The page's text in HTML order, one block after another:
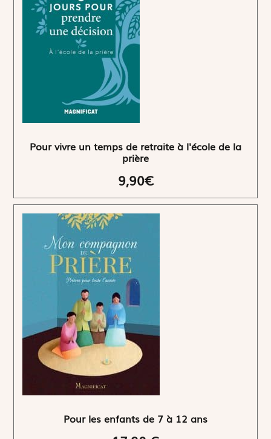
Pour vivre un temps de retraite à l'école de la
prière
9,90€
Pour les enfants de 7 à 12 ans